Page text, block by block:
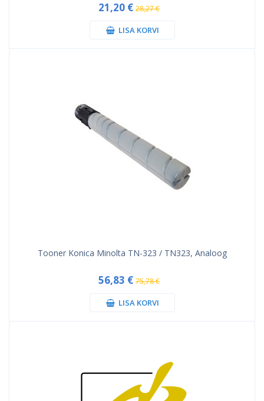
21,20 € 28,27 €
LISA KORVI
Tooner Konica Minolta TN-323 / TN323, Analoog
56,83 € 75,78 €
LISA KORVI